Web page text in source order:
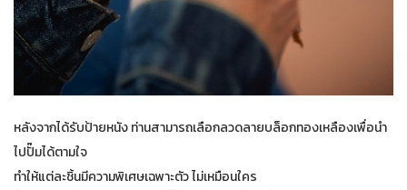
หลังจากได้รับป้ายหนัง ท่านสามารถเลือกลวดลายบล็อกทองเหลืองเพื่อนำ
ไปปั๊มได้ตามใจ
ทำให้แต่ละชิ้นมีความพิเศษเฉพาะตัว ไม่เหมือนใคร